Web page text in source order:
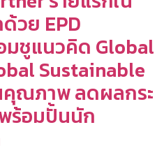
วย EPD
ชูแนวคิด Global
Sustainable
ณภาพ ลดผลกระ
ร้อมปั้นนัก